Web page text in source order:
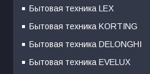
Бытовая техника LEX
Бытовая техника KORTING
Бытовая техника DELONGHI
Бытовая техника EVELUX